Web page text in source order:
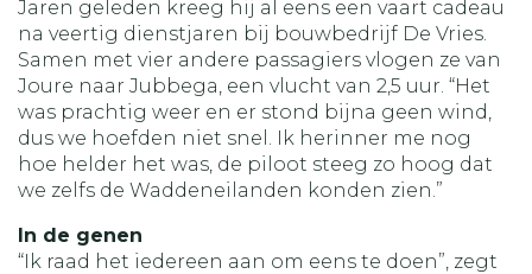
Jaren geleden kreeg hij al eens een vaart cadeau
na veertig dienstjaren bij bouwbedrijf De Vries.
Samen met vier andere passagiers vlogen ze van
Joure naar Jubbega, een vlucht van 2,5 uur. “Het
was prachtig weer en er stond bijna geen wind,
dus we hoefden niet snel. Ik herinner me nog
hoe helder het was, de piloot steeg zo hoog dat
we zelfs de Waddeneilanden konden zien.”
In de genen
“Ik raad het iedereen aan om eens te doen”, zegt